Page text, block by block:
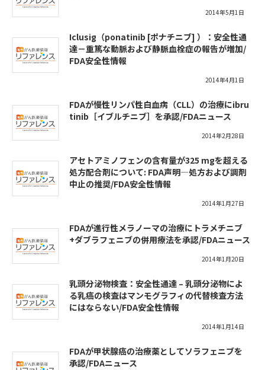
2014年5月1日
Iclusig（ponatinib [ポナチニブ] ）：安全性通
達－重篤な動脈および静脈血栓症の報告が増加/
FDA安全性情報
2014年4月1日
FDAが慢性リンパ性白血病（CLL）の治療にibru
tinib［イブルチニブ］を承認/FDAニュース
2014年2月28日
アセトアミノフェンの含有量が325 mgを超える
処方配合剤について: FDA声明―処方および調剤
中止の推奨/FDA安全性情報
2014年1月27日
FDAが進行性メラノーマの治療にトラメチニブ
+ダブラフェニブの併用療法を承認/FDAニュース
2014年1月20日
乳頭分泌物検査：安全性通達 – 乳頭分泌物によ
る乳癌の検査はマンモグラフィの代替検査方法
にはならない/FDA安全性情報
2014年1月14日
FDAが甲状腺癌の治療薬としてソラフェニブを
承認/FDAニュース